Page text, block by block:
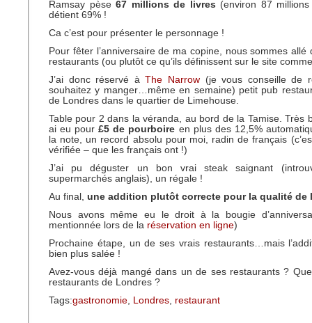
Ramsay pèse67 millions de livres (environ 87
détient 69% !
Ca c’est pour présenter le personnage !
Pour fêter l’anniversaire de ma copine, nous sommes allé
restaurants (ou plutôt ce qu’ils définissent sur le site
J’ai donc réservé àThe Narrow(je vous conseille de
souhaitez y manger…même en semaine) petit pub
de Londres dans le quartier de Limehouse.
Table pour 2 dans la véranda, au bord de la Tamise. Très
ai eu pour£5 de pourboire en plus des 12,5%
la note, un record absolu pour moi, radin de français
vérifiée – que les français ont !)
J’ai pu déguster un bon vrai steak saignant
supermarchés anglais), un régale !
Au final, une addition plutôt correcte pour la qualité de
Nous avons même eu le droit à la bougie
mentionnée lors de la réservation en ligne)
Prochaine étape, un de ses vrais restaurants…mais
bien plus salée !
Avez-vous déjà mangé dans un de ses restaurants ?
restaurants de Londres ?
Tags:gastronomie, Londres, restaurant